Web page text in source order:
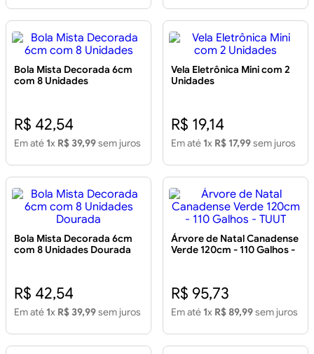
Bola Mista Decorada 6cm
com 8 Unidades
R$ 42,54
Em até 1x R$ 39,99sem juros
Vela Eletrônica Mini com 2
Unidades
R$ 19,14
Em até 1x R$ 17,99sem juros
Bola Mista Decorada 6cm
com 8 Unidades Dourada
R$ 42,54
Em até 1x R$ 39,99sem juros
Árvore de Natal Canadense
Verde 120cm - 110 Galhos -
R$ 95,73
Em até 1x R$ 89,99sem juros